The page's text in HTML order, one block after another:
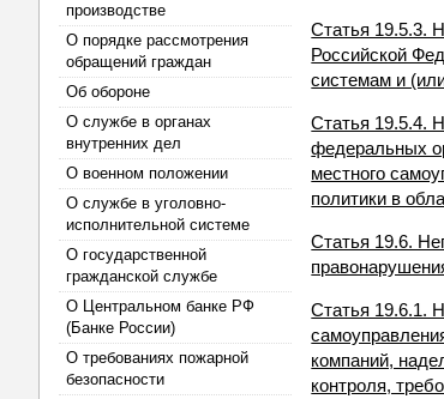
производстве
О порядке рассмотрения
обращений граждан
Об обороне
О службе в органах
внутренних дел
О военном положении
О службе в уголовно-
исполнительной системе
О государственной
гражданской службе
О Центральном банке РФ
(Банке России)
О требованиях пожарной
безопасности
Статья 19.5.3.
Российской
системам и
Статья 19.5.4.
федеральных
местного
политики в
Статья 19.6.
Статья 19.6.1.
компаний,
контроля,